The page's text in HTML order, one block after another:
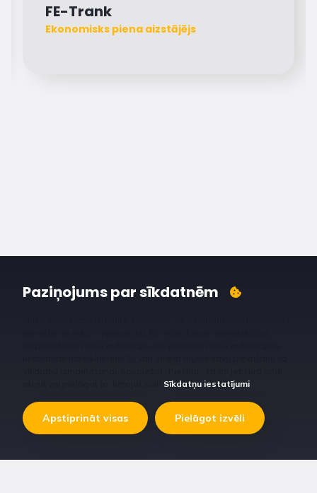
FE-Trank
Ekonomisks piena aizstājējs
Paziņojums par sīkdatnēm
Sīkdatņu iestatījumi
Apstiprināt visas Pielāgot izvēli